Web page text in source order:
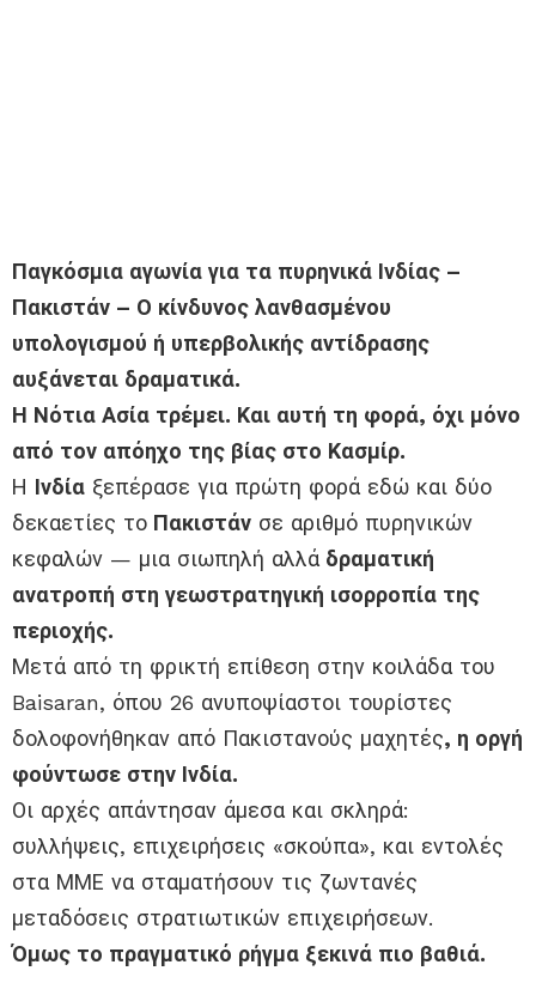
Παγκόσμια αγωνία για τα πυρηνικά Ινδίας –
Πακιστάν – Ο κίνδυνος λανθασμένου
υπολογισμού ή υπερβολικής αντίδρασης
αυξάνεται δραματικά.
Η Νότια Ασία τρέμει. Και αυτή τη φορά, όχι μόνο
από τον απόηχο της βίας στο Κασμίρ.
Η Ινδία ξεπέρασε για πρώτη φορά εδώ και δύο
δεκαετίες το Πακιστάν σε αριθμό πυρηνικών
κεφαλών — μια σιωπηλή αλλά δραματική
ανατροπή στη γεωστρατηγική ισορροπία της
περιοχής.
Μετά από τη φρικτή επίθεση στην κοιλάδα του
Baisaran, όπου 26 ανυποψίαστοι τουρίστες
δολοφονήθηκαν από Πακιστανούς μαχητές, η οργή
φούντωσε στην Ινδία.
Οι αρχές απάντησαν άμεσα και σκληρά:
συλλήψεις, επιχειρήσεις «σκούπα», και εντολές
στα ΜΜΕ να σταματήσουν τις ζωντανές
μεταδόσεις στρατιωτικών επιχειρήσεων.
Όμως το πραγματικό ρήγμα ξεκινά πιο βαθιά.